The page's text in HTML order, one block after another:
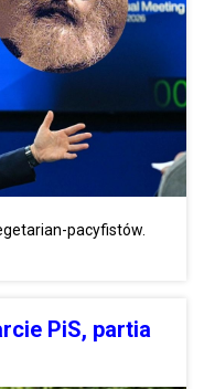
pacyfistów.
PiS, partia